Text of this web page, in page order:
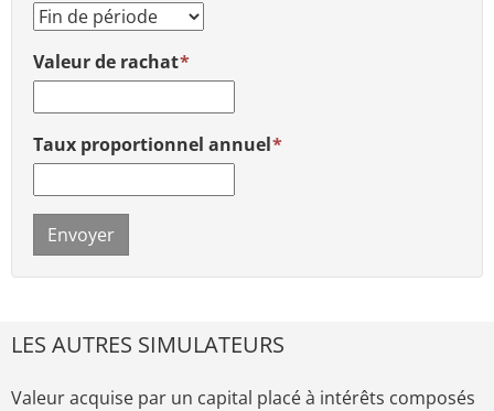
Valeur de rachat
Taux proportionnel annuel
Envoyer
LES AUTRES SIMULATEURS
Valeur acquise par un capital placé à intérêts composés